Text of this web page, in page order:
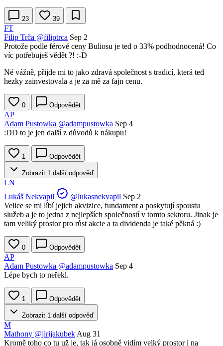
23 39
FT
Filip Trča @filiptrca Sep 2
Protože podle férové ceny Buliosu je ted o 33% podhodnocená! Co
víc potřebuješ vědět ?! :-D
Né vážně, přijde mi to jako zdravá společnost s tradicí, která ted
hezky zainvestovala a je za mě za fajn cenu.
0 Odpovědět
AP
Adam Pustowka @adampustowka Sep 4
:DD to je jen další z důvodů k nákupu!
1 Odpovědět
Zobrazit 1 další odpověď
LN
Lukáš Nekvapil
@lukasnekvapil Sep 2
Velice se mi líbí jejich akvizice, fundament a poskytují spoustu
služeb a je to jedna z nejlepších společností v tomto sektoru. Jinak je
tam veliký prostor pro růst akcie a ta dividenda je také pěkná :)
0 Odpovědět
AP
Adam Pustowka @adampustowka Sep 4
Lépe bych to neřekl.
1 Odpovědět
Zobrazit 1 další odpověď
M
Mathony @jirijakubek Aug 31
Kromě toho co tu už je, tak já osobně vidím velký prostor i na